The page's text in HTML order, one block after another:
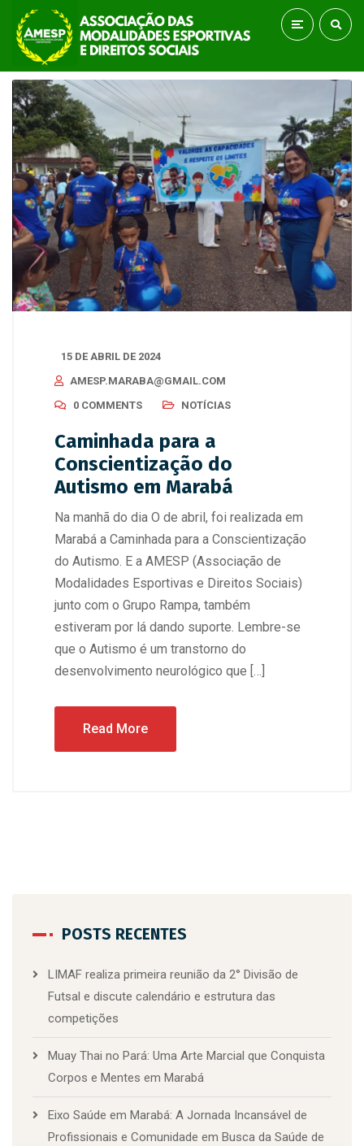
15 DE ABRIL DE 2024
AMESP.MARABA@GMAIL.COM
0 COMMENTS
NOTÍCIAS
Caminhada para a
Conscientização do
Autismo em Marabá
Na manhã do dia O de abril, foi realizada em
Marabá a Caminhada para a Conscientização
do Autismo. E a AMESP (Associação de
Modalidades Esportivas e Direitos Sociais)
junto com o Grupo Rampa, também
estiveram por lá dando suporte. Lembre-se
que o Autismo é um transtorno do
desenvolvimento neurológico que […]
Read More
POSTS RECENTES
LIMAF realiza primeira reunião da 2° Divisão de
Futsal e discute calendário e estrutura das
competições
Muay Thai no Pará: Uma Arte Marcial que Conquista
Corpos e Mentes em Marabá
Eixo Saúde em Marabá: A Jornada Incansável de
Profissionais e Comunidade em Busca da Saúde de